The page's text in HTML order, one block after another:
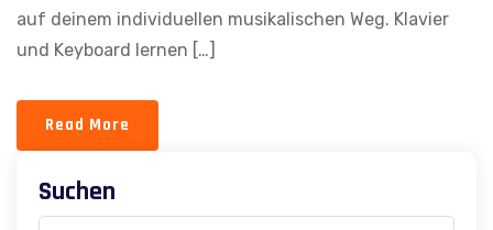
auf deinem individuellen musikalischen Weg. Klavier
und Keyboard lernen […]
Read More
Suchen